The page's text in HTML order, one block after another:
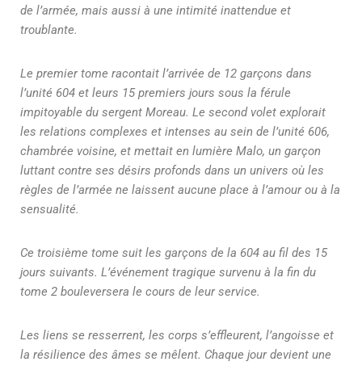
de l’armée, mais aussi à une intimité inattendue et
troublante.
Le premier tome racontait l’arrivée de 12 garçons dans
l’unité 604 et leurs 15 premiers jours sous la férule
impitoyable du sergent Moreau. Le second volet explorait
les relations complexes et intenses au sein de l’unité 606,
chambrée voisine, et mettait en lumière Malo, un garçon
luttant contre ses désirs profonds dans un univers où les
règles de l’armée ne laissent aucune place à l’amour ou à la
sensualité.
Ce troisième tome suit les garçons de la 604 au fil des 15
jours suivants. L’événement tragique survenu à la fin du
tome 2 bouleversera le cours de leur service.
Les liens se resserrent, les corps s’effleurent, l’angoisse et
la résilience des âmes se mêlent. Chaque jour devient une